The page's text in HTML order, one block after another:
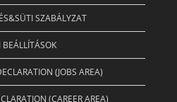
SZABÁLYZAT
BEÁLLÍTÁSOK
(JOBS AREA)
(CAREER AREA)